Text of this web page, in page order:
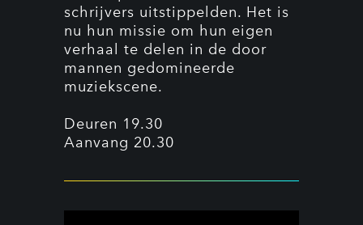
schrijvers uitstippelden. Het is
nu hun missie om hun eigen
verhaal te delen in de door
mannen gedomineerde
muziekscene.
Deuren 19.30
Aanvang 20.30